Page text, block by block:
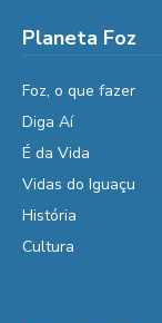
Planeta Foz
Foz, o que fazer
Diga Aí
É da Vida
Vidas do Iguaçu
História
Cultura